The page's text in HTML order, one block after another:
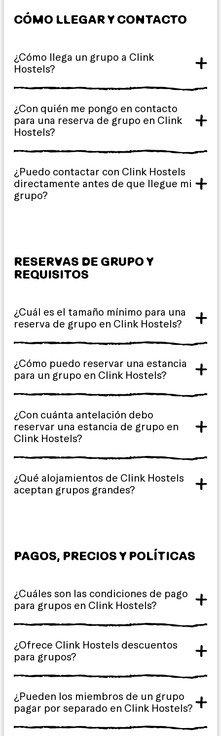
CÓMO LLEGAR Y CONTACTO
¿Cómo llega un grupo a Clink
Hostels?
¿Con quién me pongo en contacto
para una reserva de grupo en Clink
Hostels?
¿Puedo contactar con Clink Hostels
directamente antes de que llegue mi
grupo?
RESERVAS DE GRUPO Y
REQUISITOS
¿Cuál es el tamaño mínimo para una
reserva de grupo en Clink Hostels?
¿Cómo puedo reservar una estancia
para un grupo en Clink Hostels?
¿Con cuánta antelación debo
reservar una estancia de grupo en
Clink Hostels?
¿Qué alojamientos de Clink Hostels
aceptan grupos grandes?
PAGOS, PRECIOS Y POLÍTICAS
¿Cuáles son las condiciones de pago
para grupos en Clink Hostels?
¿Ofrece Clink Hostels descuentos
para grupos?
¿Pueden los miembros de un grupo
pagar por separado en Clink Hostels?